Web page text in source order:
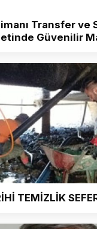
Transfer ve
Güvenilir
TEMİZLİK